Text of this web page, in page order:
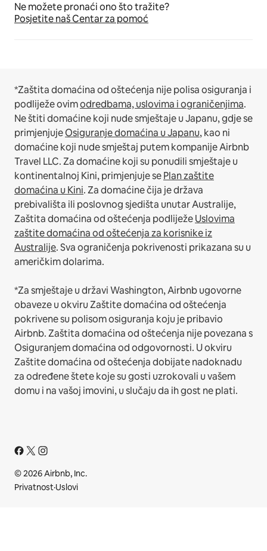
Ne možete pronaći ono što tražite?
Posjetite naš Centar za pomoć
*Zaštita domaćina od oštećenja nije polisa osiguranja i
podliježe ovimodredbama, uslovima i ograničenjima.
Ne štiti domaćine koji nude smještaje u Japanu, gdje se
primjenjujeOsiguranje domaćina u Japanu, kao ni
domaćine koji nude smještaj putem kompanije Airbnb
Travel LLC.Za domaćine koji su ponudili smještaje u
kontinentalnoj Kini, primjenjuje sePlan zaštite
domaćina u Kini.Za domaćine čija je država
prebivališta ili poslovnog sjedišta unutar Australije,
Zaštita domaćina od oštećenja podliježeUslovima
zaštite domaćina od oštećenja za korisnike iz
Australije. Sva ograničenja pokrivenosti prikazana su u
američkim dolarima.
*Za smještaje u državi Washington, Airbnb ugovorne
obaveze u okviru Zaštite domaćina od oštećenja
pokrivene su polisom osiguranja koju je pribavio
Airbnb. Zaštita domaćina od oštećenja nije povezana s
Osiguranjem domaćina od odgovornosti. U okviru
Zaštite domaćina od oštećenja dobijate nadoknadu
za određene štete koje su gosti uzrokovali u vašem
domu i na vašoj imovini, u slučaju da ih gost ne plati.
© 2026 Airbnb, Inc.
Privatnost·Uslovi